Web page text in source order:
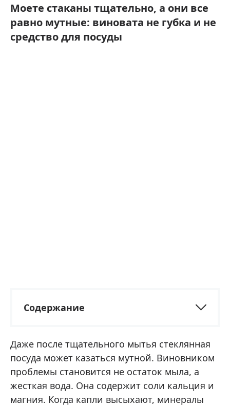
Моете стаканы тщательно, а они все
равно мутные: виновата не губка и не
средство для посуды
Содержание
Даже после тщательного мытья стеклянная
посуда может казаться мутной. Виновником
проблемы становится не остаток мыла, а
жесткая вода. Она содержит соли кальция и
магния. Когда капли высыхают, минералы